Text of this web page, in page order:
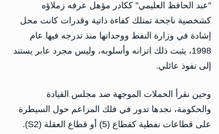
"عبد الحافظ العليمي" ككادر مؤهل عرفه زملاؤه
كشخصية ناجحة تمتلك كفاءة ذاتية وقدرات كانت محل
إشادة في وزارة النفط ووحداتها منذ تدرجه فيها عام
1998، يثبت ذلك اتزانه وأسلوبه، وليس مجرد عابر يستند
إلى نفوذ عائلي.
وحين نقرأ الحملات الموجهة ضد مجلس القيادة
والحكومة، نجدها تدور في فلك المزاعم حول السيطرة
على قطاعات نفطية كقطاع (5) أو قطاع العقلة (S2).